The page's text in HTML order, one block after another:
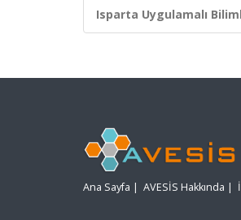
Isparta Uygulamalı
Ana Sayfa | AVESİS Hakkında |